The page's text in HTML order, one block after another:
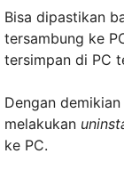
Bisa dipastikan
tersambung ke
tersimpan di PC
Dengan
melakukan
ke PC.